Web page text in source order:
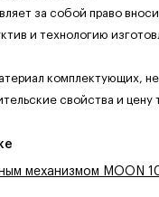
за собой право
и технологию
комплектующих,
свойства и цену
механизмом MOON